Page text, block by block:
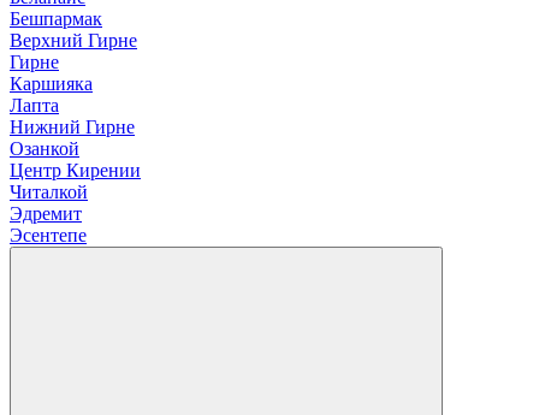
Бешпармак
Верхний Гирне
Гирне
Каршияка
Лапта
Нижний Гирне
Озанкой
Центр Кирении
Читалкой
Эдремит
Эсентепе